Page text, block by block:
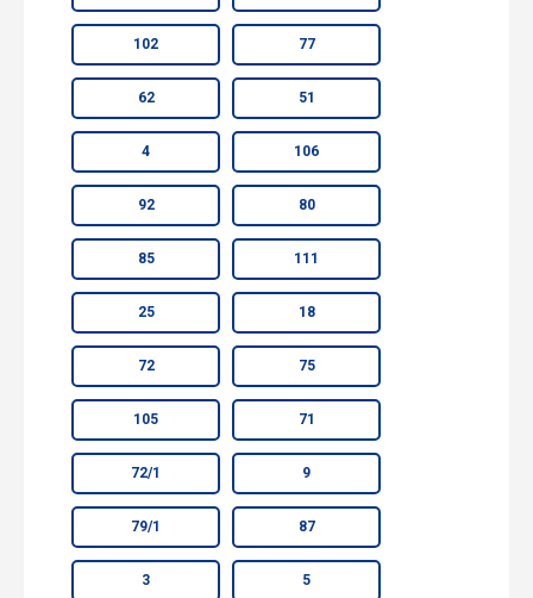
102 77
62 51
4 106
92 80
85 111
25 18
72 75
105 71
72/1 9
79/1 87
3 5